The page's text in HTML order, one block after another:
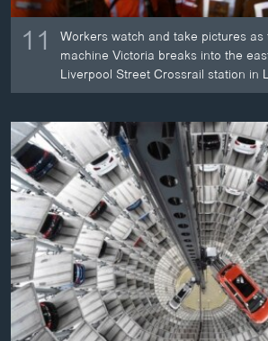
11
Workers watch and take pictures
machine Victoria breaks into the
Liverpool Street Crossrail station in